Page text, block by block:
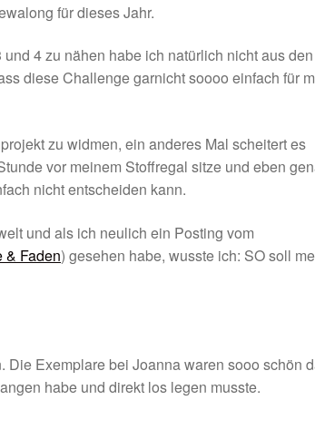
für dieses Jahr.
4 zu nähen habe ich natürlich nicht aus den
diese Challenge garnicht soooo einfach für
zu widmen, ein anderes Mal scheitert es
vor meinem Stoffregal sitze und eben
nicht entscheiden kann.
und als ich neulich ein Posting vom
& Faden) gesehen habe, wusste ich: SO soll
Exemplare bei Joanna waren sooo schön
habe und direkt los legen musste.